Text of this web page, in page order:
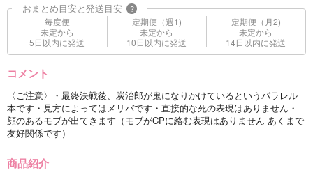
おまとめ目安と発送目安 ?
毎度便
未定から
5日以内に発送
定期便（週1)
未定から
10日以内に発送
定期便（月2)
未定から
14日以内に発送
コメント
〈ご注意〉・最終決戦後、炭治郎が鬼になりかけているというパラレル
本です・見方によってはメリバです・直接的な死の表現はありません・
顔のあるモブが出てきます（モブがCPに絡む表現はありません あくまで
友好関係です）
商品紹介